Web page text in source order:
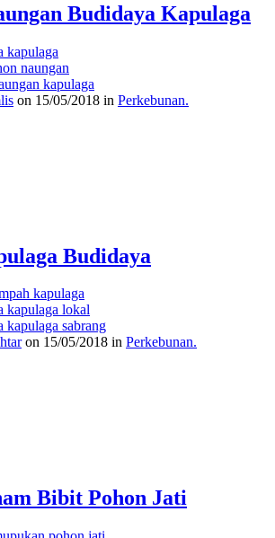
Budidaya Kapulaga
kapulaga
naungan
kapulaga
on 15/05/2018 in Perkebunan.
Budidaya
kapulaga
kapulaga lokal
kapulaga sabrang
on 15/05/2018 in Perkebunan.
Bibit Pohon Jati